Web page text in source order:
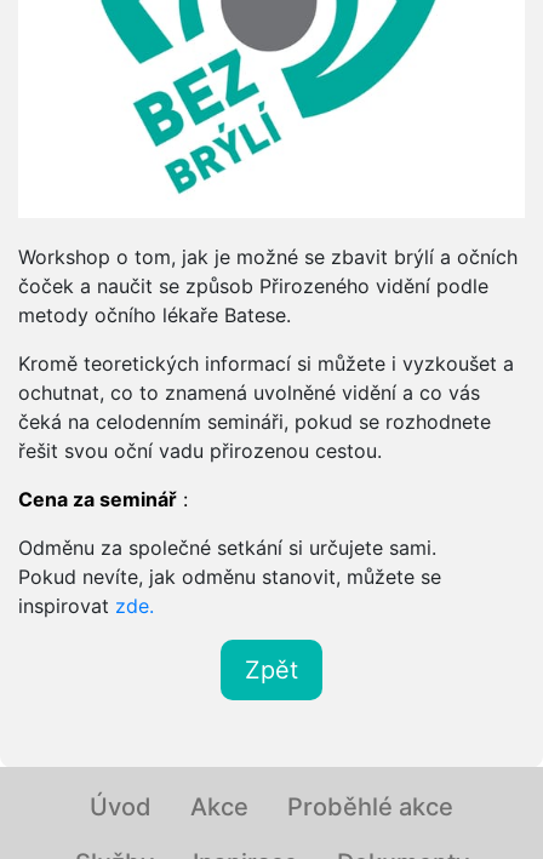
Workshop o tom, jak je možné se zbavit brýlí a očních
čoček a naučit se způsob Přirozeného vidění podle
metody očního lékaře Batese.
Kromě teoretických informací si můžete i vyzkoušet a
ochutnat, co to znamená uvolněné vidění a co vás
čeká na celodenním semináři, pokud se rozhodnete
řešit svou oční vadu přirozenou cestou.
Cena za seminář :
Odměnu za společné setkání si určujete sami.
Pokud nevíte, jak odměnu stanovit, můžete se
inspirovat zde.
Zpět
Úvod Akce
Proběhlé akce